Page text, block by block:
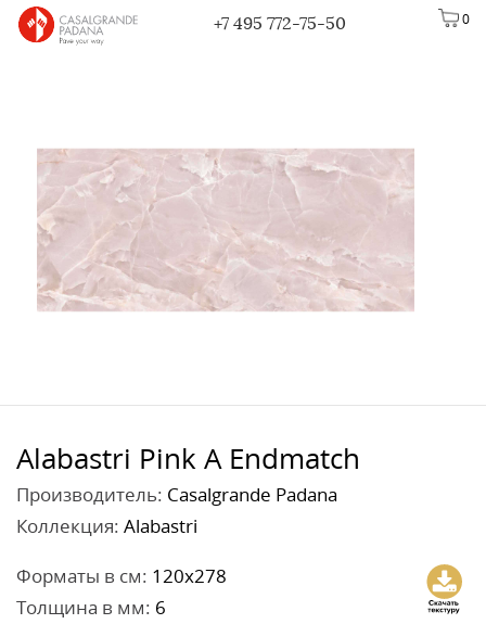
0
+7 495 772-75-50
Alabastri Pink A Endmatch
Производитель: Casalgrande Padana
Коллекция: Alabastri
Форматы в см: 120x278
Толщина в мм: 6